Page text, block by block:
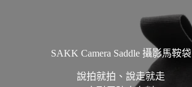
SAKK Camera Saddle 攝影馬鞍袋
說拍就拍、說走就走